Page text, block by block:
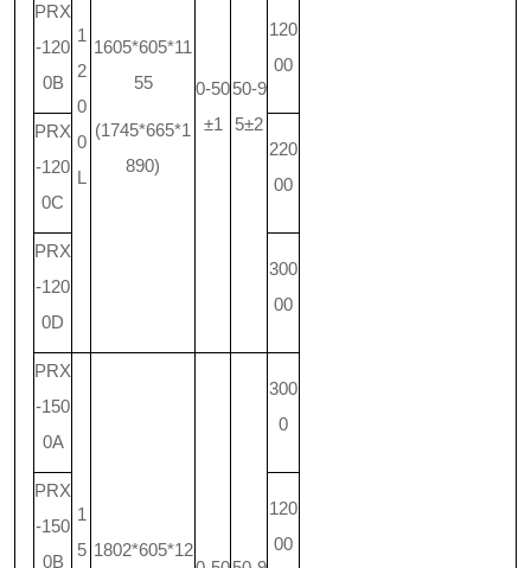
1
2
0
0
L
1605*605*11
55
(1745*665*1
890)
0-50
±1
50-9
5±2
PRX
-120
0B
120
00
PRX
-120
0C
220
00
PRX
-120
0D
300
00
PRX
-150
0A
1
5 1802*605*12
300
0
PRX
-150
0B
120
00